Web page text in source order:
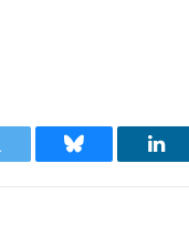
Bluesky